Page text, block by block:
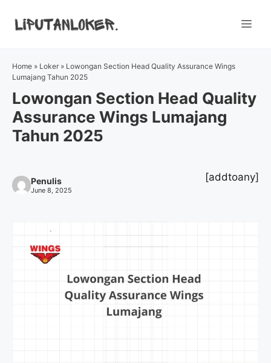
Home » Loker » Lowongan Section Head Quality Assurance Wings
Lumajang Tahun 2025
Lowongan Section Head Quality
Assurance Wings Lumajang
Tahun 2025
Penulis
June 8, 2025
[addtoany]